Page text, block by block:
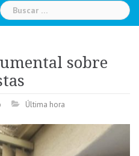
Buscar:
sobre
Última hora